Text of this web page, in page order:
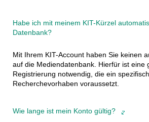
Habe ich mit meinem KIT-Kürzel
Datenbank?
Mit Ihrem KIT-Account haben Sie keinen
auf die Mediendatenbank. Hierfür ist eine
Registrierung notwendig, die ein
Recherchevorhaben voraussetzt.
Wie lange ist mein Konto gültig?